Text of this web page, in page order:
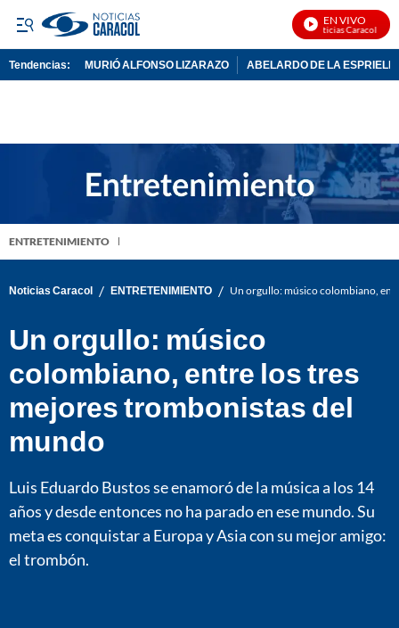
EN VIVO
Noticias Caracol En
Tendencias: MURIÓ ALFONSO LIZARAZO ABELARDO DE LA
ENTRETENIMIENTO
Noticias Caracol / ENTRETENIMIENTO / Un orgullo: músico colombiano,
Un orgullo: músico
colombiano, entre los tres
mejores trombonistas del
mundo
Luis Eduardo Bustos se enamoró de la música a los 14
años y desde entonces no ha parado en ese mundo. Su
meta es conquistar a Europa y Asia con su mejor amigo:
el trombón.